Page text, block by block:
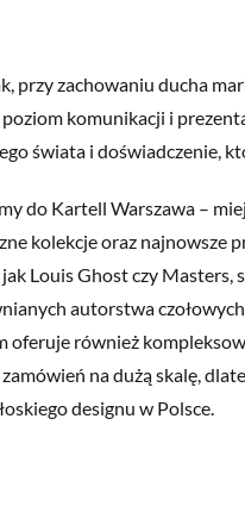
przy zachowaniu ducha
poziom komunikacji i
świata i doświadczenie,
do Kartell Warszawa –
kolekcje oraz najnowsze
Louis Ghost czy Masters,
autorstwa
oferuje również
na dużą skalę,
designu w Polsce.